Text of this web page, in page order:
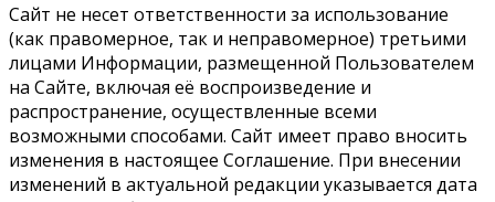
Сайт не несет ответственности за использование
(как правомерное, так и неправомерное) третьими
лицами Информации, размещенной Пользователем
на Сайте, включая её воспроизведение и
распространение, осуществленные всеми
возможными способами. Сайт имеет право вносить
изменения в настоящее Соглашение. При внесении
изменений в актуальной редакции указывается дата